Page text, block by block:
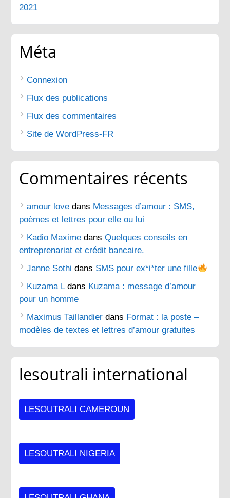
2021
Méta
Connexion
Flux des publications
Flux des commentaires
Site de WordPress-FR
Commentaires récents
amour love dans Messages d’amour : SMS,
poèmes et lettres pour elle ou lui
Kadio Maxime dansQuelques conseils en
entreprenariat et crédit bancaire.
Janne Sothi dans SMS pour ex*i*ter une fille
Kuzama Ldans Kuzama : message d’amour
pour un homme
Maximus Taillandier dans Format : la poste –
modèles de textes et lettres d’amour gratuites
lesoutrali international
LESOUTRALI CAMEROUN
LESOUTRALI NIGERIA